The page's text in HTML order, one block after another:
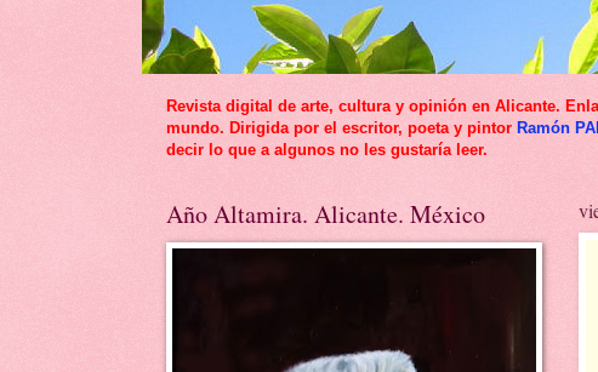
Revista digital de arte, cultura y opinión en Alicante.
mundo. Dirigida por el escritor, poeta y pintor Ramón
decir lo que a algunos no les gustaría leer.
Año Altamira. Alicante. México